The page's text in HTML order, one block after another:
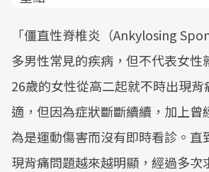
「僵直性脊椎炎（Ankylosing
多男性常見的疾病，但不代表女性
26歲的女性從高二起就不時出現
適，但因為症狀斷斷續續，加上曾
為是運動傷害而沒有即時看診。直
現背痛問題越來越明顯，經過多次